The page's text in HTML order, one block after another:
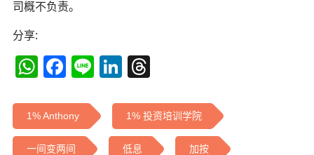
司概不负责。
分享:
WhatsApp
Facebook
LineLinkedIn
1% Anthony 1% 投资培训学院
一间变两间 低息 加按